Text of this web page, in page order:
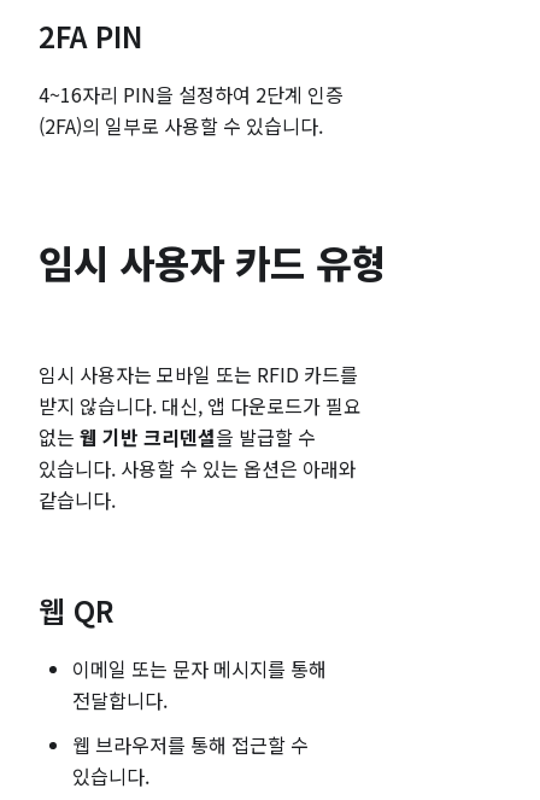
2FA PIN
4~16자리 PIN을 설정하여 2단계 인증
(2FA)의 일부로 사용할 수 있습니다.
임시 사용자 카드 유형
임시 사용자는 모바일 또는 RFID 카드를
받지 않습니다. 대신, 앱 다운로드가 필요
없는 웹 기반 크리덴셜을 발급할 수
있습니다. 사용할 수 있는 옵션은 아래와
같습니다.
웹 QR
이메일 또는 문자 메시지를 통해
전달합니다.
웹 브라우저를 통해 접근할 수
있습니다.